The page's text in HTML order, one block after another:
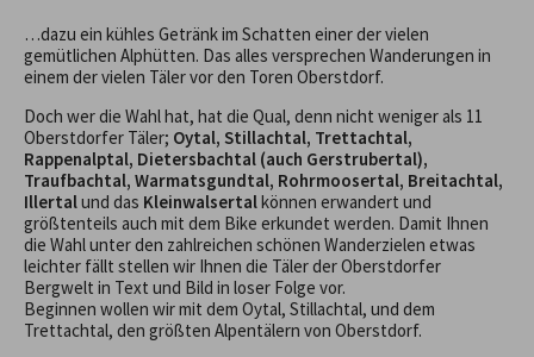
…dazu ein kühles Getränk im Schatten einer der vielen
gemütlichen Alphütten. Das alles versprechen Wanderungen in
einem der vielen Täler vor den Toren Oberstdorf.
Doch wer die Wahl hat, hat die Qual, denn nicht weniger als 11
Oberstdorfer Täler; Oytal, Stillachtal, Trettachtal,
Rappenalptal, Dietersbachtal (auch Gerstrubertal),
Traufbachtal, Warmatsgundtal, Rohrmoosertal, Breitachtal,
Illertalund das Kleinwalsertalkönnen erwandert und
größtenteils auch mit dem Bike erkundet werden. Damit Ihnen
die Wahl unter den zahlreichen schönen Wanderzielen etwas
leichter fällt stellen wir Ihnen die Täler der Oberstdorfer
Bergwelt in Text und Bild in loser Folge vor.
Beginnen wollen wir mit dem Oytal, Stillachtal, und dem
Trettachtal, den größten Alpentälern von Oberstdorf.